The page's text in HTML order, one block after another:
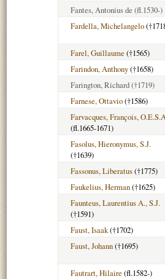
Fantes, Antonius de (fl.1530-)
Fardella, Michelangelo
Farel, Guillaume (†1565)
Farindon, Anthony(†1658)
Farington, Richard(†1719)
Farnese, Ottavio(†1586)
Farvacques, François,
(fl.1665-1671)
Fasolus, Hieronymus, S.J.
(†1639)
Fassonus, Liberatus(†1775)
Faukelius, Herman(†1625)
Faunteus, Laurentius A., S.J.
(†1591)
Faust, Isaak(†1702)
Faust, Johann(†1695)
Fautrart, Hilaire (fl.1582-)